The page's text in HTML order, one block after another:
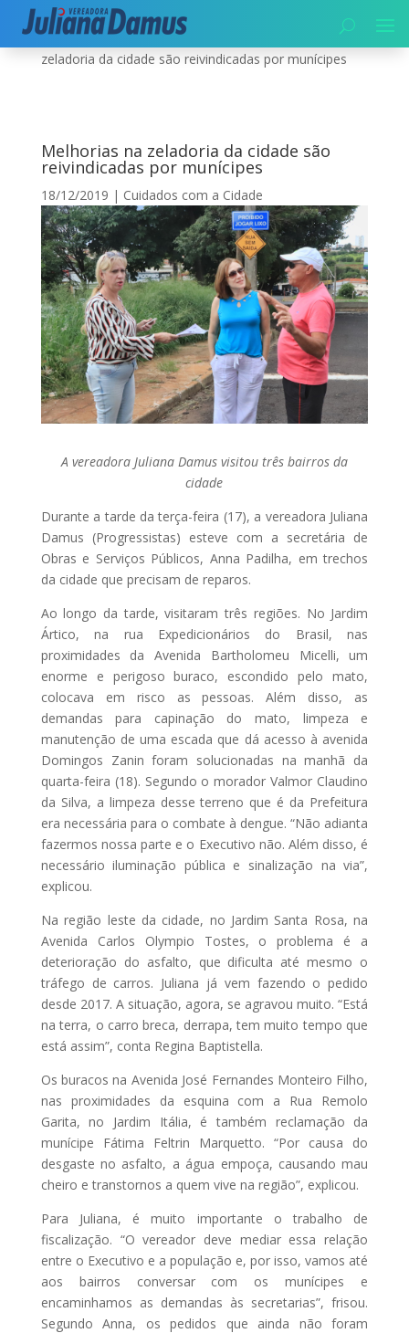
Início|Cuidados com a Cidade
zeladoria da cidade são reivindicadas por munícipes
Melhorias na zeladoria da cidade são
reivindicadas por munícipes
18/12/2019 | Cuidados com a Cidade
A vereadora Juliana Damus visitou três bairros da
cidade
Durante a tarde da terça-feira (17), a vereadora Juliana
Damus (Progressistas) esteve com a secretária de
Obras e Serviços Públicos, Anna Padilha, em trechos
da cidade que precisam de reparos.
Ao longo da tarde, visitaram três regiões. No Jardim
Ártico, na rua Expedicionários do Brasil, nas
proximidades da Avenida Bartholomeu Micelli, um
enorme e perigoso buraco, escondido pelo mato,
colocava em risco as pessoas. Além disso, as
demandas para capinação do mato, limpeza e
manutenção de uma escada que dá acesso à avenida
Domingos Zanin foram solucionadas na manhã da
quarta-feira (18). Segundo o morador Valmor Claudino
da Silva, a limpeza desse terreno que é da Prefeitura
era necessária para o combate à dengue. “Não adianta
fazermos nossa parte e o Executivo não. Além disso, é
necessário iluminação pública e sinalização na via”,
explicou.
Na região leste da cidade, no Jardim Santa Rosa, na
Avenida Carlos Olympio Tostes, o problema é a
deterioração do asfalto, que dificulta até mesmo o
tráfego de carros. Juliana já vem fazendo o pedido
desde 2017. A situação, agora, se agravou muito. “Está
na terra, o carro breca, derrapa, tem muito tempo que
está assim”, conta Regina Baptistella.
Os buracos na Avenida José Fernandes Monteiro Filho,
nas proximidades da esquina com a Rua Remolo
Garita, no Jardim Itália, é também reclamação da
munícipe Fátima Feltrin Marquetto. “Por causa do
desgaste no asfalto, a água empoça, causando mau
cheiro e transtornos a quem vive na região”, explicou.
Para Juliana, é muito importante o trabalho de
fiscalização. “O vereador deve mediar essa relação
entre o Executivo e a população e, por isso, vamos até
aos bairros conversar com os munícipes e
encaminhamos as demandas às secretarias”, frisou.
Segundo Anna, os pedidos que ainda não foram